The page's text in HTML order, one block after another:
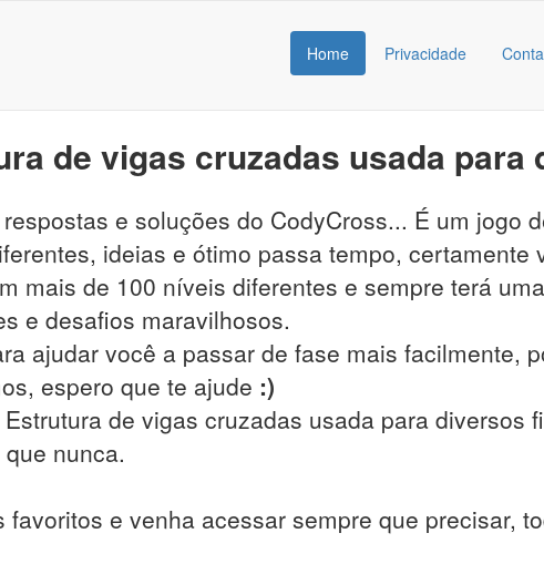
Home Privacidade
de vigas cruzadas usada para
e soluções do CodyCross... É um jogo
ideias e ótimo passa tempo,
mais de 100 níveis diferentes e sempre terá
e desafios maravilhosos.
ajudar você a passar de fase mais facilmente,
espero que te ajude :)
de vigas cruzadas usada para
nunca.
e venha acessar sempre que precisar,